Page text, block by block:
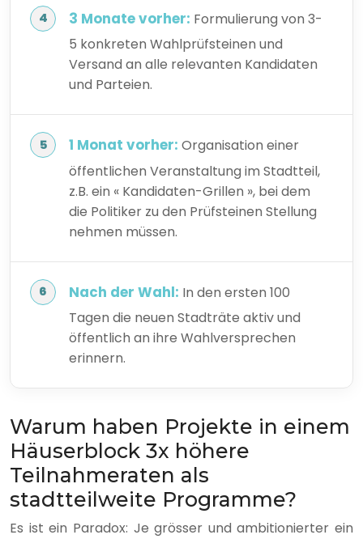
3 Monate vorher: Formulierung von 3-
5 konkreten Wahlprüfsteinen und
Versand an alle relevanten Kandidaten
und Parteien.
1 Monat vorher: Organisation einer
öffentlichen Veranstaltung im Stadtteil,
z.B. ein « Kandidaten-Grillen », bei dem
die Politiker zu den Prüfsteinen Stellung
nehmen müssen.
Nach der Wahl: In den ersten 100
Tagen die neuen Stadträte aktiv und
öffentlich an ihre Wahlversprechen
erinnern.
Warum haben Projekte in einem
Häuserblock 3x höhere
Teilnahmeraten als
stadtteilweite Programme?
Es ist ein Paradox: Je grösser und ambitionierter ein